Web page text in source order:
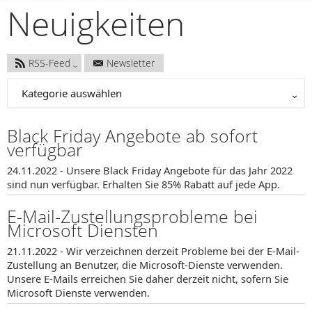
Neuigkeiten
RSS-Feed Newsletter
Kategorie auswählen
Black Friday Angebote ab sofort
verfügbar
24.11.2022 - Unsere Black Friday Angebote für das Jahr 2022
sind nun verfügbar. Erhalten Sie 85% Rabatt auf jede App.
E-Mail-Zustellungsprobleme bei
Microsoft Diensten
21.11.2022 - Wir verzeichnen derzeit Probleme bei der E-Mail-
Zustellung an Benutzer, die Microsoft-Dienste verwenden.
Unsere E-Mails erreichen Sie daher derzeit nicht, sofern Sie
Microsoft Dienste verwenden.